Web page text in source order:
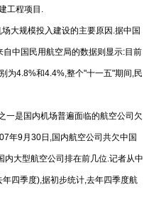
工程项目.
大规模投入建设的主要原因.据中国
中国民用航空局的数据则显示:目前
为4.8%和4.4%,整个"十一五"期间,民
是国内机场普遍面临的航空公司欠
年9月30日,国内航空公司共欠中国
大型航空公司排在前几位.记者从中
四季度),据初步统计,去年四季度航